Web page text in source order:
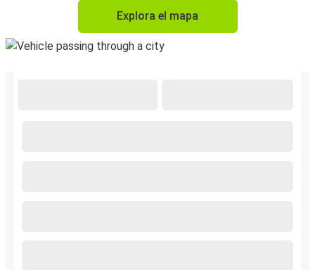
Explora el mapa